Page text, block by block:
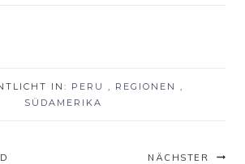
IN: PERU , REGIONEN ,
SÜDAMERIKA
NÄCHSTER